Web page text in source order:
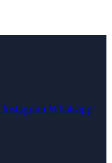
Instagram Whatsapp